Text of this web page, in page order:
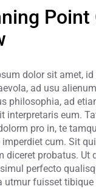
Point
dolor sit amet, id
ad usu alienum
philosophia, ad
interpretaris eum.
pro in, te
imperdiet cum. Sit
diceret probatus. Ut
perfecto
utmur fuisset tibique